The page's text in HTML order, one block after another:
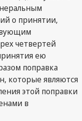
о принятии,
четвертей
ею
поправка
которые являются
этой поправки
в